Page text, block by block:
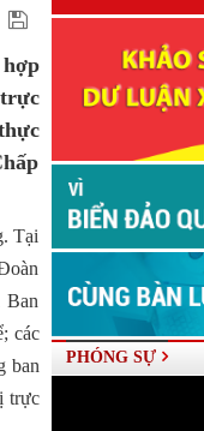
Tại
các
ban
trực
PHÓNG SỰ